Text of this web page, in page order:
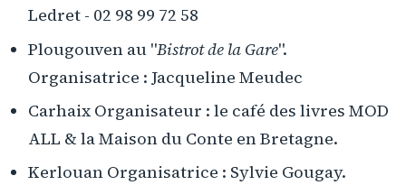
Ledret - 02 98 99 72 58
Plougouven au "Bistrot de la Gare".
Organisatrice : Jacqueline Meudec
Carhaix Organisateur : le café des livres MOD
ALL & la Maison du Conte en Bretagne.
Kerlouan Organisatrice : Sylvie Gougay.